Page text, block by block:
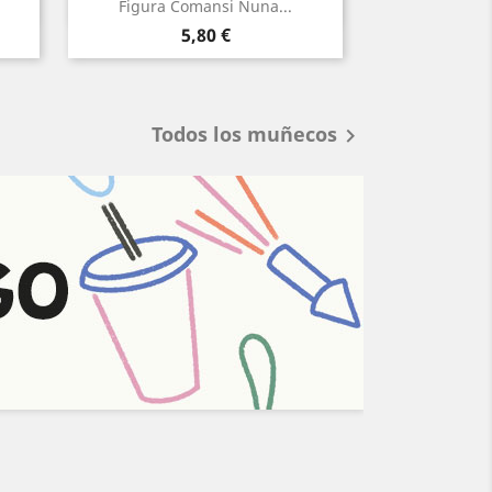
Figura Comansi Nuna...
Precio
5,80 €

Todos los muñecos 